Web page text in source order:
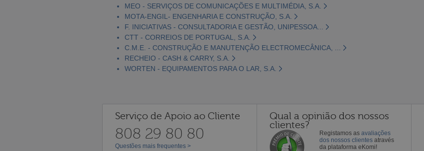
MEO - SERVIÇOS DE COMUNICAÇÕES E MULTIMÉDIA, S.A.
MOTA-ENGIL- ENGENHARIA E CONSTRUÇÃO, S.A.
F. INICIATIVAS - CONSULTADORIA E GESTÃO, UNIPESSOA...
CTT - CORREIOS DE PORTUGAL, S.A.
C.M.E. - CONSTRUÇÃO E MANUTENÇÃO ELECTROMECÂNICA, ...
RECHEIO - CASH & CARRY, S.A.
WORTEN - EQUIPAMENTOS PARA O LAR, S.A.
Serviço de Apoio ao Cliente
808 29 80 80
Questões mais frequentes >
Qual a opinião dos nossos
clientes?
Registamos as avaliações
dos nossos clientes através
da plataforma eKomi!